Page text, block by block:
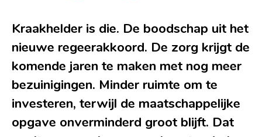
Kraakhelder is die. De boodschap uit het
nieuwe regeerakkoord. De zorg krijgt de
komende jaren te maken met nog meer
bezuinigingen. Minder ruimte om te
investeren, terwijl de maatschappelijke
opgave onverminderd groot blijft. Dat